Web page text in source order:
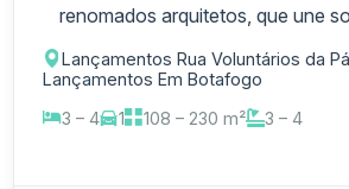
renomados arquitetos, que une
Lançamentos Rua Voluntários da
Lançamentos Em Botafogo
3 – 4
1 108 – 230 m² 3 – 4